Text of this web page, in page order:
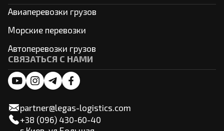
Авиаперевозки грузов
Морские перевозки
Автоперевозки грузов
СВЯЗАТЬСЯ С НАМИ
partner@legas-logistics.com
+38 (096) 430-60-40